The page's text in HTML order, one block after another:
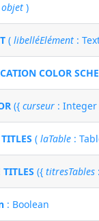
objet )
(libelléElément :
COLOR
({curseur : Integer
(laTable :
TITLES ({titresTables
: Boolean